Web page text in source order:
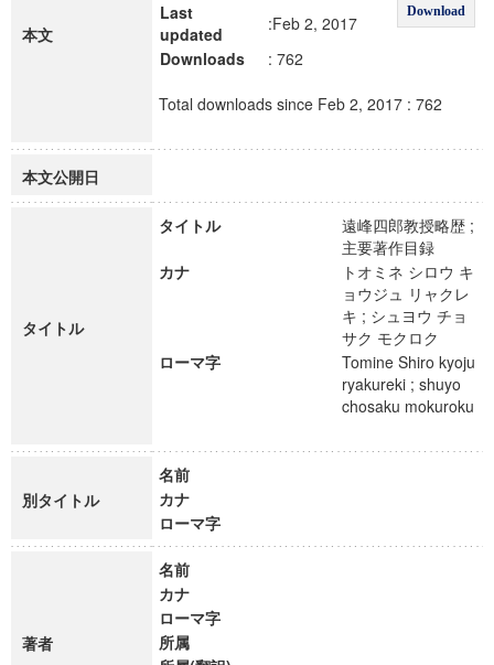
本文
Download
Last
updated
:Feb 2, 2017
Downloads
: 762
Total downloads since Feb 2, 2017 : 762
本文公開日
タイトル
タイトル
遠峰四郎教授略歴 ;
主要著作目録
カナ
トオミネ シロウ キ
ョウジュ リャクレ
キ ; シュヨウ チョ
サク モクロク
ローマ字
Tomine Shiro kyoju
ryakureki ; shuyo
chosaku mokuroku
別タイトル
名前
カナ
ローマ字
著者
名前
カナ
ローマ字
所属